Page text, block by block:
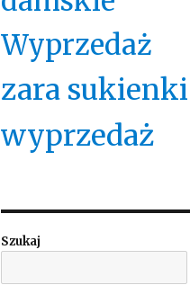
Wyprzedaż
zara sukienki
wyprzedaż
Szukaj